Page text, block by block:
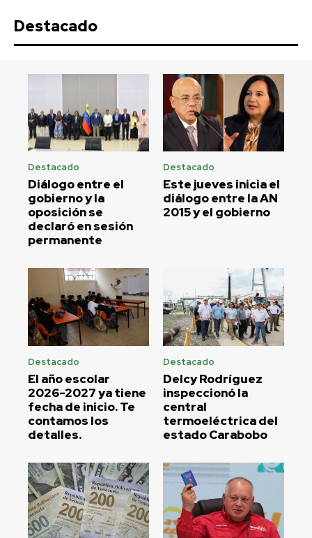
Destacado
Destacado
Diálogo entre el
gobierno y la
oposición se
declaró en sesión
permanente
Destacado
Este jueves inicia el
diálogo entre la AN
2015 y el gobierno
Destacado
El año escolar
2026-2027 ya tiene
fecha de inicio. Te
contamos los
detalles.
Destacado
Delcy Rodríguez
inspeccionó la
central
termoeléctrica del
estado Carabobo